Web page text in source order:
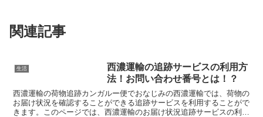
関連記事
生活
西濃運輸の追跡サービスの利用方
法！お問い合わせ番号とは！？
西濃運輸の荷物追跡カンガルー便でおなじみの西濃運輸では、荷物の
お届け状況を確認することができる追跡サービスを利用することがで
きます。このページでは、西濃運輸のお届け状況追跡サービスの利用